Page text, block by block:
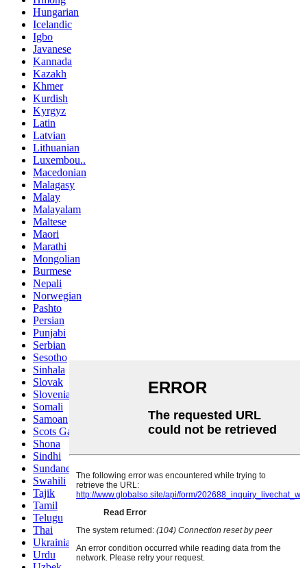
Hungarian
Icelandic
Igbo
Javanese
Kannada
Kazakh
Khmer
Kurdish
Kyrgyz
Latin
Latvian
Lithuanian
Luxembou..
Macedonian
Malagasy
Malay
Malayalam
Maltese
Maori
Marathi
Mongolian
Burmese
Nepali
Norwegian
Pashto
Persian
Punjabi
Serbian
Sesotho
Sinhala
Slovak
Slovenian
Somali
Samoan
Scots Gaelic
Shona
Sindhi
Sundanese
Swahili
Tajik
Tamil
Telugu
Thai
Ukrainian
Urdu